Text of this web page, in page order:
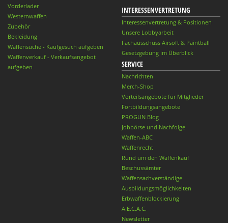
Vorderlader
Westernwaffen
Zubehör
Bekleidung
Waffensuche - Kaufgesuch aufgeben
Waffenverkauf - Verkaufsangebot
aufgeben
INTERESSENVERTRETUNG
Interessenvertretung & Positionen
Unsere Lobbyarbeit
Fachausschuss Airsoft & Paintball
Gesetzgebung im Überblick
SERVICE
Nachrichten
Merch-Shop
Vorteilsangebote für Mitglieder
Fortbildungsangebote
PROGUN Blog
Jobbörse und Nachfolge
Waffen-ABC
Waffenrecht
Rund um den Waffenkauf
Beschussämter
Waffensachverständige
Ausbildungsmöglichkeiten
Erbwaffenblockierung
A.E.C.A.C.
Newsletter